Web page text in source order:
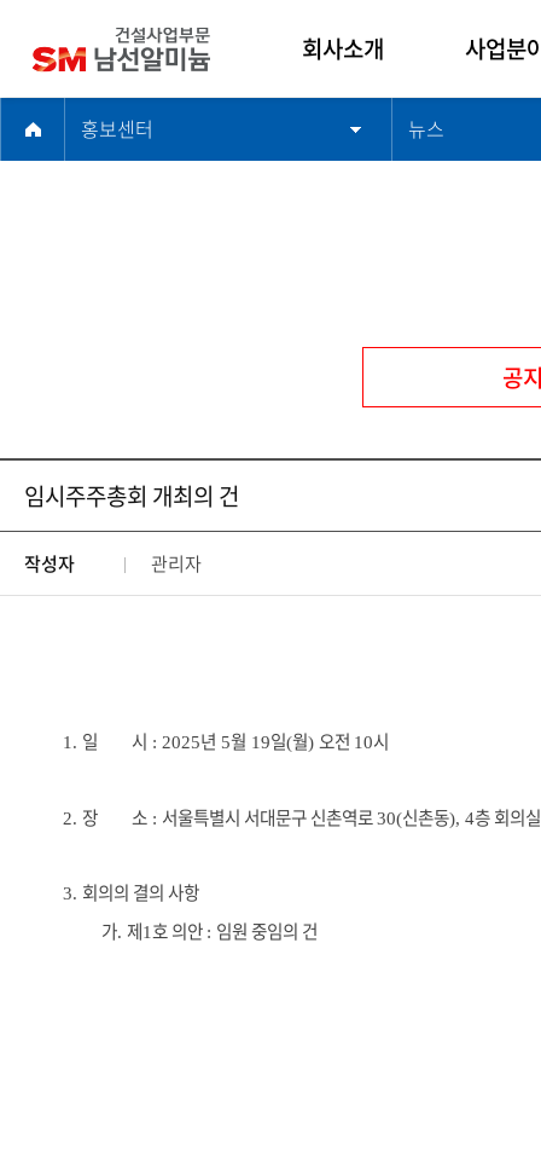
회사소개
인사말
찾아오시는길
사업분
건축사업
홍보센터 뉴스
공
임시주주총회 개최의 건
작성자 관리자
1. 일 시 : 2025년 5월 19일(월) 오전 10시
2. 장 소 : 서울특별시 서대문구 신촌역로30(신촌동), 4층 회의실
3. 회의의 결의 사항
가. 제1호 의안 : 임원 중임의 건